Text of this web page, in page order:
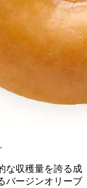
な収穫量を誇る成
バージンオリーブ